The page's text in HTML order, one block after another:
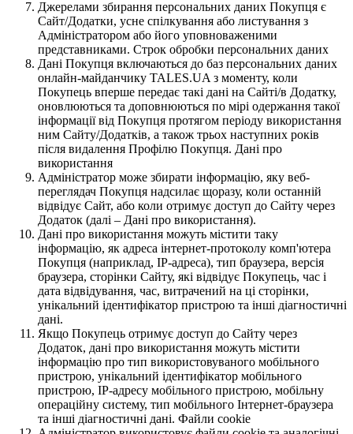
Джерелами збирання персональних даних Покупця є
Сайт/Додатки, усне спілкування або листування з
Адміністратором або його уповноваженими
представниками. Строк обробки персональних даних
Дані Покупця включаються до баз персональних даних
онлайн-майданчику TALES.UA з моменту, коли
Покупець вперше передає такі дані на Сайті/в Додатку,
оновлюються та доповнюються по мірі одержання такої
інформації від Покупця протягом періоду використання
ним Сайту/Додатків, а також трьох наступних років
після видалення Профілю Покупця. Дані про
використання
Адміністратор може збирати інформацію, яку веб-
переглядач Покупця надсилає щоразу, коли останній
відвідує Сайт, або коли отримує доступ до Сайту через
Додаток (далі – Дані про використання).
Дані про використання можуть містити таку
інформацію, як адреса інтернет-протоколу комп'ютера
Покупця (наприклад, IP-адреса), тип браузера, версія
браузера, сторінки Сайту, які відвідує Покупець, час і
дата відвідування, час, витрачений на ці сторінки,
унікальний ідентифікатор пристрою та інші діагностичні
дані.
Якщо Покупець отримує доступ до Сайту через
Додаток, дані про використання можуть містити
інформацію про тип використовуваного мобільного
пристрою, унікальний ідентифікатор мобільного
пристрою, IP-адресу мобільного пристрою, мобільну
операційну систему, тип мобільного Інтернет-браузера
та інші діагностичні дані. Файли cookie